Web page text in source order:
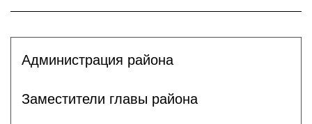
Администрация района
Заместители главы района